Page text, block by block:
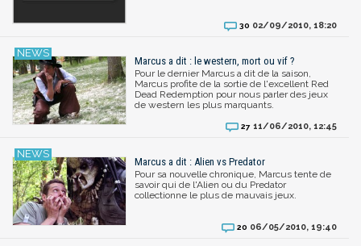
30 02/09/2010, 18:20
Marcus a dit : le western, mort ou vif ?
Pour le dernier Marcus a dit de la saison,
Marcus profite de la sortie de l'excellent Red
Dead Redemption pour nous parler des jeux
de western les plus marquants.
27 11/06/2010, 12:45
Marcus a dit : Alien vs Predator
Pour sa nouvelle chronique, Marcus tente de
savoir qui de l'Alien ou du Predator
collectionne le plus de mauvais jeux.
20 06/05/2010, 19:40